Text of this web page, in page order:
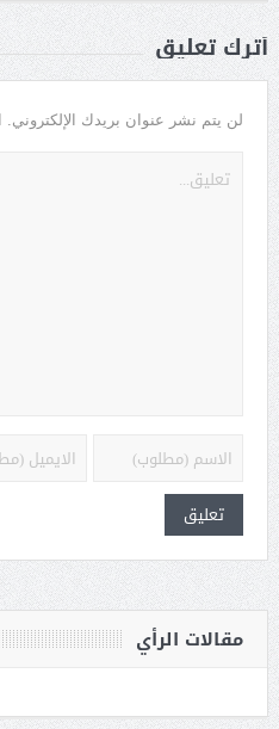
أترك تعليق
لن يتم نشر عنوان بريدك الإلكتروني.
مقالات الرأي